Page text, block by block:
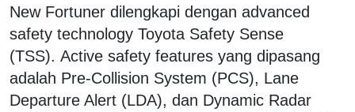
New Fortuner dilengkapi dengan advanced
safety technology Toyota Safety Sense
(TSS). Active safety features yang dipasang
adalah Pre-Collision System (PCS), Lane
Departure Alert (LDA), dan Dynamic Radar